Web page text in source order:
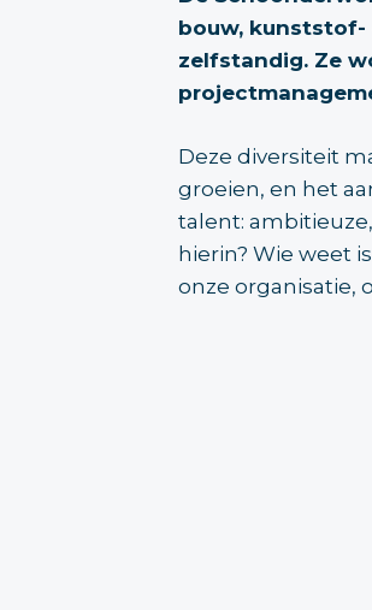
bouw, kunststof-
zelfstandig. Ze
Deze diversiteit
groeien, en het
talent:
hierin? Wie weet
onze organisatie,